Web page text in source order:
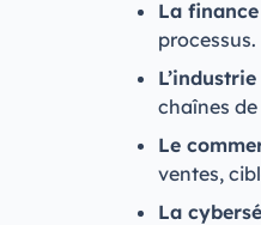
La
processus.
chaînes
Le
ventes,
La